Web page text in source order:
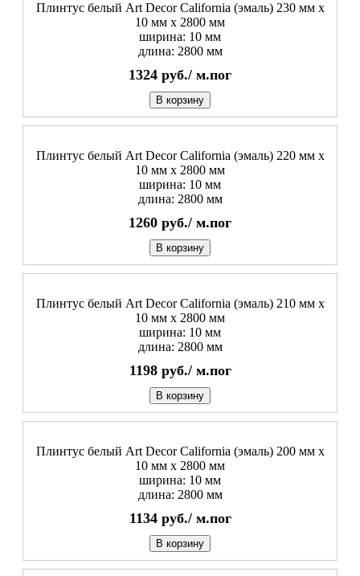
Плинтус белый Art Decor California (эмаль) 230 мм х
10 мм х 2800 мм
ширина: 10 мм
длина: 2800 мм
1324 руб./ м.пог
В корзину
Плинтус белый Art Decor California (эмаль) 220 мм х
10 мм х 2800 мм
ширина: 10 мм
длина: 2800 мм
1260 руб./ м.пог
В корзину
Плинтус белый Art Decor California (эмаль) 210 мм х
10 мм х 2800 мм
ширина: 10 мм
длина: 2800 мм
1198 руб./ м.пог
В корзину
Плинтус белый Art Decor California (эмаль) 200 мм х
10 мм х 2800 мм
ширина: 10 мм
длина: 2800 мм
1134 руб./ м.пог
В корзину